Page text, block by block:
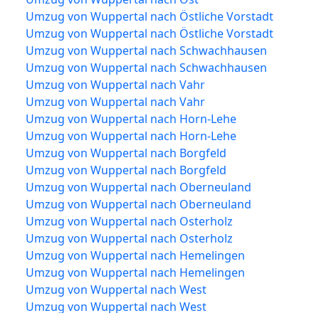
Umzug von Wuppertal nach Östliche Vorstadt
Umzug von Wuppertal nach Östliche Vorstadt
Umzug von Wuppertal nach Schwachhausen
Umzug von Wuppertal nach Schwachhausen
Umzug von Wuppertal nach Vahr
Umzug von Wuppertal nach Vahr
Umzug von Wuppertal nach Horn-Lehe
Umzug von Wuppertal nach Horn-Lehe
Umzug von Wuppertal nach Borgfeld
Umzug von Wuppertal nach Borgfeld
Umzug von Wuppertal nach Oberneuland
Umzug von Wuppertal nach Oberneuland
Umzug von Wuppertal nach Osterholz
Umzug von Wuppertal nach Osterholz
Umzug von Wuppertal nach Hemelingen
Umzug von Wuppertal nach Hemelingen
Umzug von Wuppertal nach West
Umzug von Wuppertal nach West